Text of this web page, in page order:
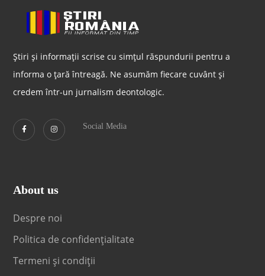
Știri și informații scrise cu simțul răspundurii pentru a
informa o țară întreagă. Ne asumăm fiecare cuvânt și
credem într-un jurnalism deontologic.
Social Media
About us
Despre noi
Politica de confidențialitate
Termeni și condiții